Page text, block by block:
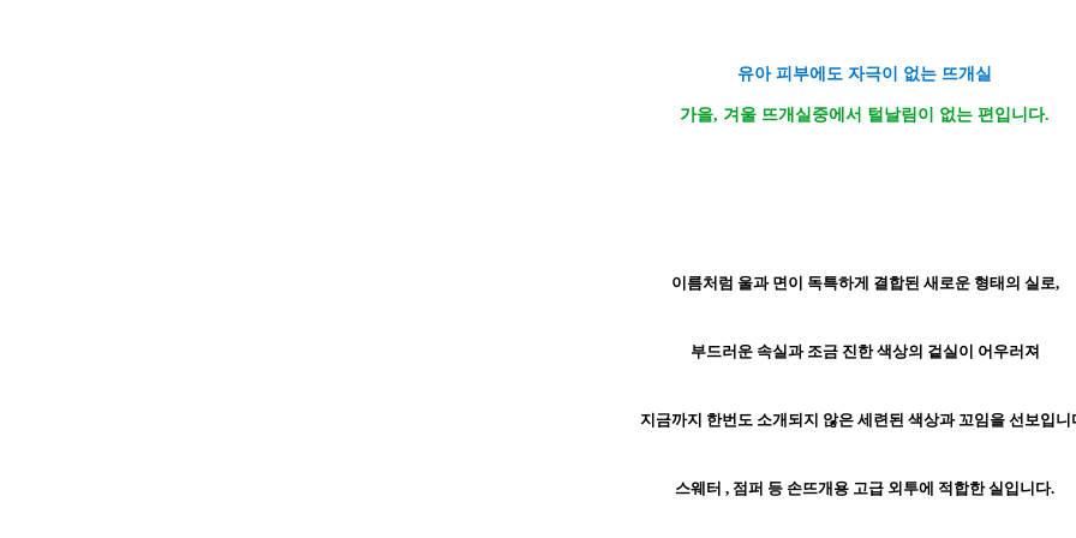
유아 피부에도 자극이 없는 뜨개실
가을, 겨울 뜨개실중에서 털날림이 없는 편입니다.
이름처럼 울과 면이 독특하게 결합된 새로운 형태의 실로,
부드러운 속실과 조금 진한 색상의 겉실이 어우러져
지금까지 한번도 소개되지 않은 세련된 색상과 꼬임을 선보입니
스웨터 , 점퍼 등 손뜨개용 고급 외투에 적합한 실입니다.